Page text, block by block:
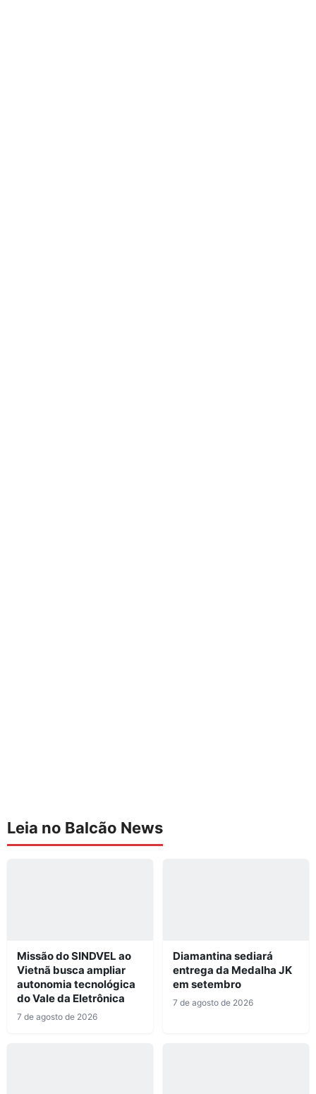
Leia no Balcão News
Missão do SINDVEL ao
Vietnã busca ampliar
autonomia tecnológica
do Vale da Eletrônica
7 de agosto de 2026
Diamantina sediará
entrega da Medalha JK
em setembro
7 de agosto de 2026